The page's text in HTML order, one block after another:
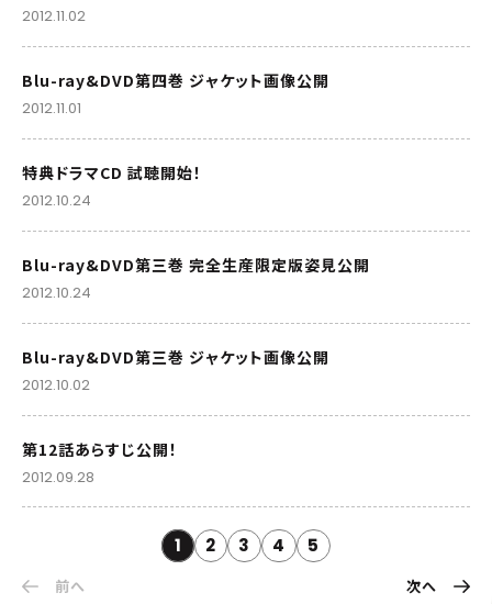
2012.11.02
Blu-ray&DVD第四巻 ジャケット画像公開
2012.11.01
特典ドラマCD 試聴開始！
2012.10.24
Blu-ray&DVD第三巻 完全生産限定版姿見公開
2012.10.24
Blu-ray&DVD第三巻 ジャケット画像公開
2012.10.02
第12話あらすじ公開！
2012.09.28
1 2 3 4 5
前へ 次へ